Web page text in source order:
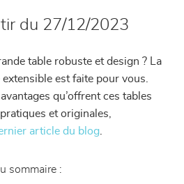
du 27/12/2023
table robuste et design ? La
est faite pour vous.
qu’offrent ces tables
et originales,
article du blog.
sommaire :